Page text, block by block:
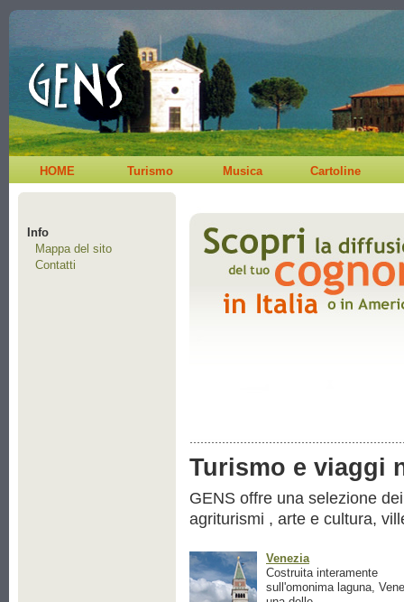
HOME Turismo Musica Cartoline
Info
Mappa del sito
Contatti
Turismo e viaggi
GENS offre una selezione
agriturismi , arte e cultura,
Venezia
Costruita interamente
sull'omonima laguna,